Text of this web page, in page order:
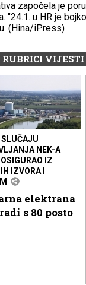
započela je
"24.1. u HR je
(Hina/iPress)
RUBRICI VIJESTI
SLUČAJU
NEK-A
IZ
IZVORA I
elektrana
s 80 posto